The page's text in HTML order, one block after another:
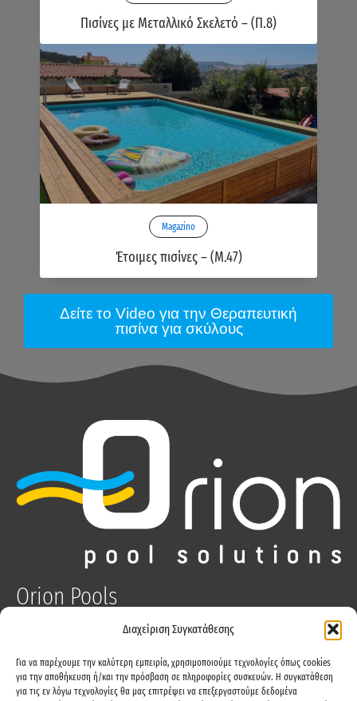
Διαχείριση Συγκατάθεσης
Για να παρέχουμε την καλύτερη εμπειρία, χρησιμοποιούμε τεχνολογίες όπως cookies
για την αποθήκευση ή/και την πρόσβαση σε πληροφορίες συσκευών. Η συγκατάθεση
για τις εν λόγω τεχνολογίες θα μας επιτρέψει να επεξεργαστούμε δεδομένα
Πισίνες με Μεταλλικό Σκελετό – (Π.8)
Magazino
Έτοιμες πισίνες – (M.47)
Δείτε το Video για την Θεραπευτική
πισίνα για σκύλους
Orion Pools
210-9411730
info@orionpools.gr